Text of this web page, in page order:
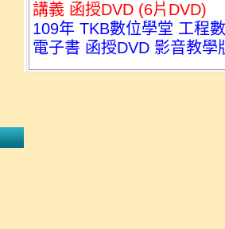
講義 函授DVD (6片DVD)
109年 TKB數位學堂 工程
電子書 函授DVD 影音教學